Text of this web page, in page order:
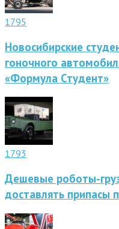
1795
Новосибирские
гоночного
«Формула Студент»
1793
Дешевые роботы-
доставлять припасы